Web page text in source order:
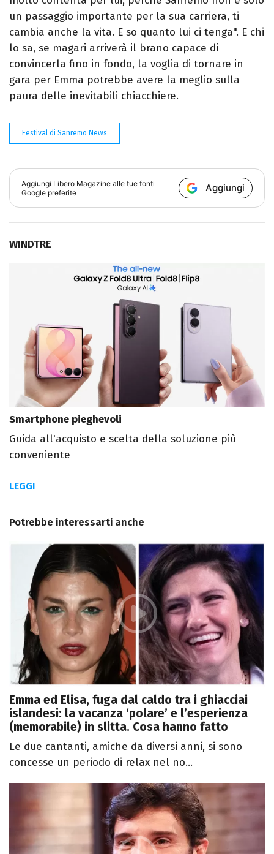
un passaggio importante per la sua carriera, ti
cambia anche la vita. E so quanto lui ci tenga". E chi
lo sa, se magari arriverà il brano capace di
convincerla fino in fondo, la voglia di tornare in
gara per Emma potrebbe avere la meglio sulla
paura delle inevitabili chiacchiere.
Festival di Sanremo News
Aggiungi Libero Magazine alle tue fonti
Google preferite
Aggiungi
WINDTRE
Smartphone pieghevoli
Guida all'acquisto e scelta della soluzione più
conveniente
LEGGI
Potrebbe interessarti anche
Emma ed Elisa, fuga dal caldo tra i ghiacciai
islandesi: la vacanza ‘polare’ e l’esperienza
(memorabile) in slitta. Cosa hanno fatto
Le due cantanti, amiche da diversi anni, si sono
concesse un periodo di relax nel no...